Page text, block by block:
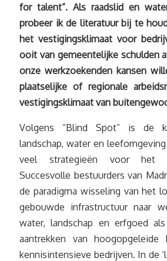
for talent”. Als raadslid en
probeer ik de literatuur bij te
het vestigingsklimaat voor
ooit van gemeentelijke schulden
onze werkzoekenden kansen
plaatselijke of regionale
vestigingsklimaat van
Volgens “Blind Spot” is de
landschap, water en
veel strategieën voor het
Succesvolle bestuurders van
de paradigma wisseling van het
gebouwde infrastructuur naar
water, landschap en erfgoed
aantrekken van hoogopgeleide
kennisintensieve bedrijven. In de